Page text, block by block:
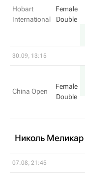
Hobart
International
Female
Double
30.09, 13:15
China Open
Female
Double
Николь Меликар
07.08, 21:45